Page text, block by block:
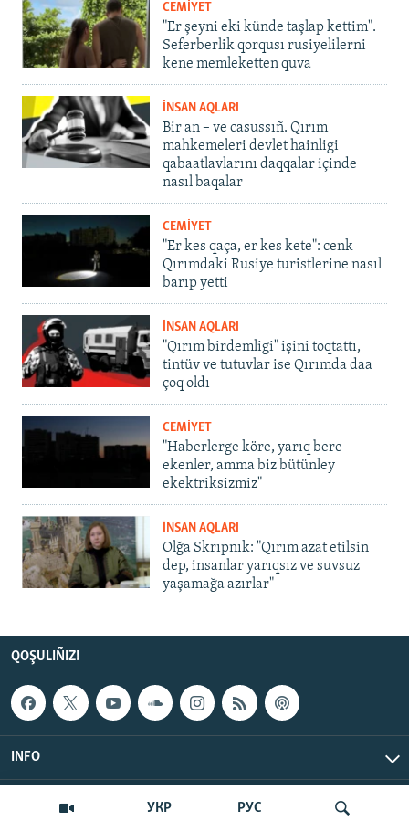
УКР РУС
CEMİYET
"Er şeyni eki künde taşlap kettim".
Seferberlik qorqusı rusiyelilerni
kene memleketten quva
İNSAN AQLARI
Bir an – ve casussıñ. Qırım
mahkemeleri devlet hainligi
qabaatlavlarını daqqalar içinde
nasıl baqalar
CEMİYET
"Er kes qaça, er kes kete": cenk
Qırımdaki Rusiye turistlerine nasıl
barıp yetti
İNSAN AQLARI
"Qırım birdemligi" işini toqtattı,
tintüv ve tutuvlar ise Qırımda daa
çoq oldı
CEMİYET
"Haberlerge köre, yarıq bere
ekenler, amma biz bütünley
ekektriksizmiz"
İNSAN AQLARI
Olğa Skrıpnık: "Qırım azat etilsin
dep, insanlar yarıqsız ve suvsuz
yaşamağa azırlar"
QOŞULIÑIZ!
INFO
© Qırım.Aqiqat, 2026 | All Rights Reserved.